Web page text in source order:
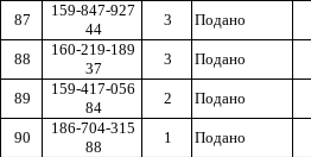
87
159-847-927
44
3 Подано
88
160-219-189
37
3 Подано
89
159-417-056
84
2 Подано
90
186-704-315
88
1 Подано